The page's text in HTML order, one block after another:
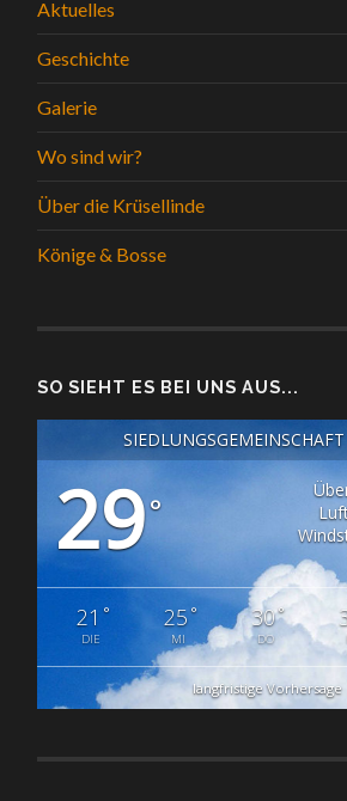
Aktuelles
Geschichte
Galerie
Wo sind wir?
Über die Krüsellinde
Könige & Bosse
SO SIEHT ES BEI UNS AUS...
29°
21 °
DIE
25°
MI
30°
DO
langfristige Vorhersage